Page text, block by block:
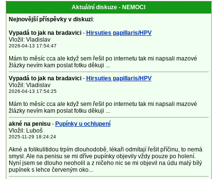
Aktuální diskuze - NEMOCI
Nejnovější příspěvky v diskuzi:
Vypadá to jak na bradavici - Hirsuties papillaris/HPV
Vložil: Vladislav
2026-04-13 17:54:47
Mám to měsíc cca ale když sem řešil po internetu tak mi napsali mazové
žlázky nevím kam poslat fotku děkuji ...
Vypadá to jak na bradavici - Hirsuties papillaris/HPV
Vložil: Vladislav
2026-04-13 17:54:25
Mám to měsíc cca ale když sem řešil po internetu tak mi napsali mazové
žlázky nevím kam poslat fotku děkuji ...
akné na penisu- Pupínky u ochlupení
Vložil: Luboš
2025-11-29 18:24:24
Akné a folikulitidou trpím dlouhodobě, lékaři odmítají řešit příčinu, to nemá
smysl. Ale na penisu se mi dříve pupínky objevily vždy pouze po holení.
Nyní jsem se dlouho neoholil a z ničeho nic se mi objevil na údu malý bílý
pupínek s lehce červeným oko...